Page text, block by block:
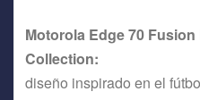
Motorola Edge 70
Collection:
diseño inspirado en el